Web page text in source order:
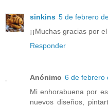
sinkins 5 de febrero
¡¡Muchas gracias por
Responder
Anónimo 6 de febrero
Mi enhorabuena por
nuevos diseños,